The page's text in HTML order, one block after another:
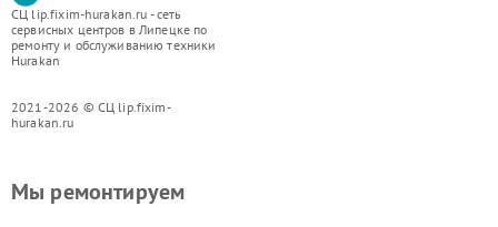
СЦ lip.fixim-hurakan.ru - сеть
сервисных центров в Липецке по
ремонту и обслуживанию техники
Hurakan
2021-2026 © СЦ lip.fixim-
hurakan.ru
Мы ремонтируем